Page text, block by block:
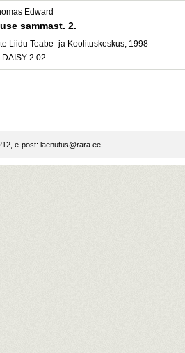
Edward
sammast. 2.
Liidu Teabe- ja Koolituskeskus, 1998
2.02
e-post: laenutus@rara.ee